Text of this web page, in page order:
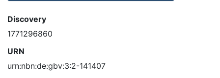
Discovery
1771296860
URN
urn:nbn:de:gbv:3:2-141407